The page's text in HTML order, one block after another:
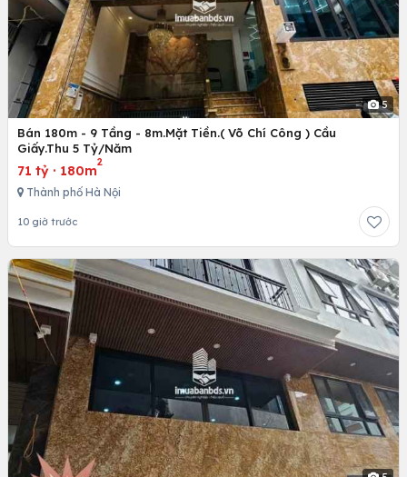
5
Bán 180m - 9 Tầng - 8m.Mặt Tiền.( Võ Chí Công ) Cầu
Giấy.Thu 5 Tỷ/Năm
71 tỷ · 180m
2
Thành phố Hà Nội
10 giờ trước